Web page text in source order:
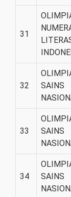
31
32
SAINS
33
SAINS
34
SAINS